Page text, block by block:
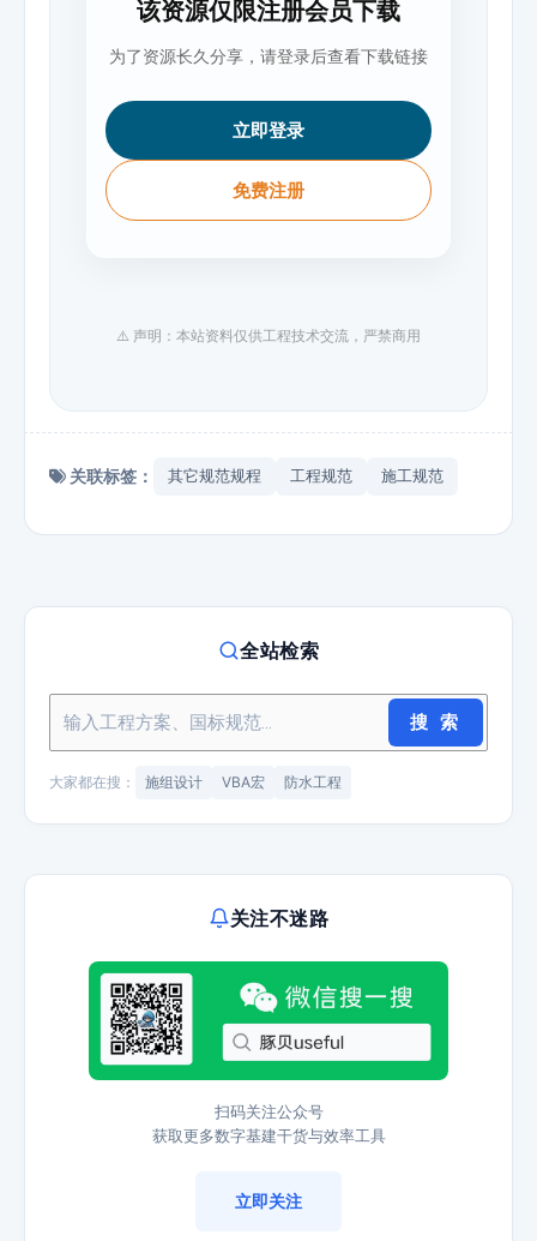
该资源仅限注册会员下载
为了资源长久分享，请登录后查看下载链接
立即登录
免费注册
⚠️ 声明：本站资料仅供工程技术交流，严禁商用
关联标签： 其它规范规程 工程规范 施工规范
全站检索
搜 索
大家都在搜： 施组设计 VBA宏 防水工程
关注不迷路
扫码关注公众号
获取更多数字基建干货与效率工具
立即关注